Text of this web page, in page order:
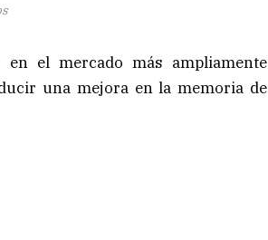
el mercado más ampliamente
una mejora en la memoria de